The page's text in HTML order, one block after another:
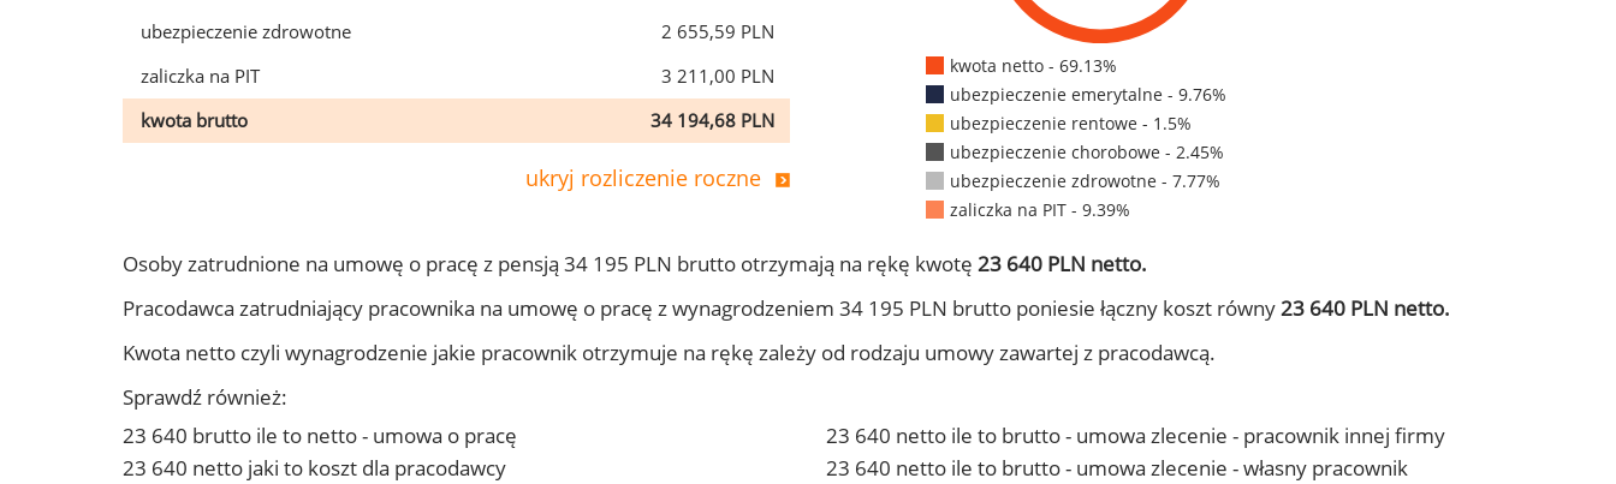
ubezpieczenie zdrowotne
2 655,59 PLN
zaliczka na PIT
3 211,00 PLN
kwota brutto
34 194,68 PLN
ukryj rozliczenie roczne
kwota netto - 69.13%
ubezpieczenie emerytalne - 9.76%
ubezpieczenie rentowe - 1.5%
ubezpieczenie chorobowe - 2.45%
ubezpieczenie zdrowotne - 7.77%
zaliczka na PIT - 9.39%
Osoby zatrudnione na umowę o pracę z pensją 34 195 PLN brutto otrzymają na rękę kwotę 23 640 PLN netto.
Pracodawca zatrudniający pracownika na umowę o pracę z wynagrodzeniem 34 195 PLN brutto poniesie łączny koszt równy23 640 PLN netto.
Kwota netto czyli wynagrodzenie jakie pracownik otrzymuje na rękę zależy od rodzaju umowy zawartej z pracodawcą.
Sprawdź również:
23 640 brutto ile to netto - umowa o pracę
23 640 netto jaki to koszt dla pracodawcy
23 640 netto ile to brutto - umowa zlecenie - pracownik innej firmy
23 640 netto ile to brutto - umowa zlecenie - własny pracownik